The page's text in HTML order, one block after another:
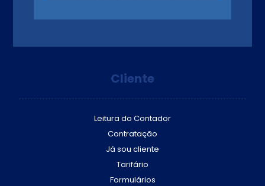
Cliente
Leitura do Contador
Contratação
Já sou cliente
Tarifário
Formulários